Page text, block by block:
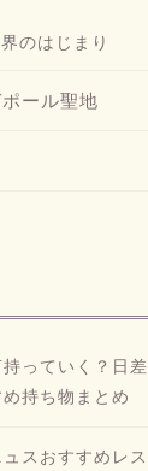
のはじまり
ール聖地
っていく？日
持ち物まとめ
スおすすめレ